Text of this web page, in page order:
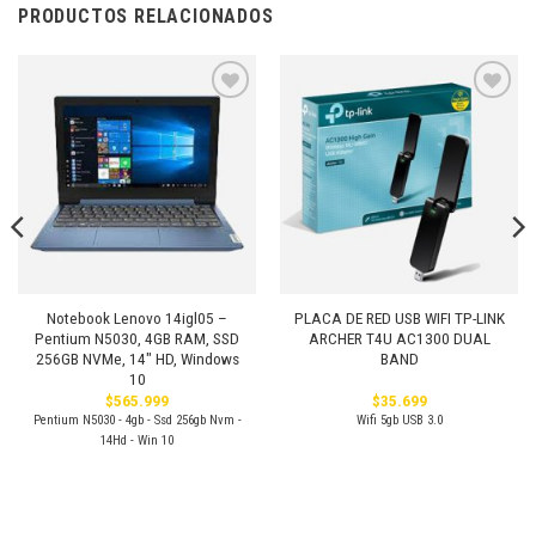
PRODUCTOS RELACIONADOS
Añadir
a la
deseos
Notebook Lenovo 14igl05 –
Pentium N5030, 4GB RAM, SSD
256GB NVMe, 14″ HD, Windows
10
$565.999
Pentium N5030 - 4gb - Ssd 256gb Nvm -
14Hd - Win 10
Añadir
lista de
deseos
PLACA DE RED USB WIFI TP-LINK
ARCHER T4U AC1300 DUAL
BAND
$35.699
Wifi 5gb USB 3.0